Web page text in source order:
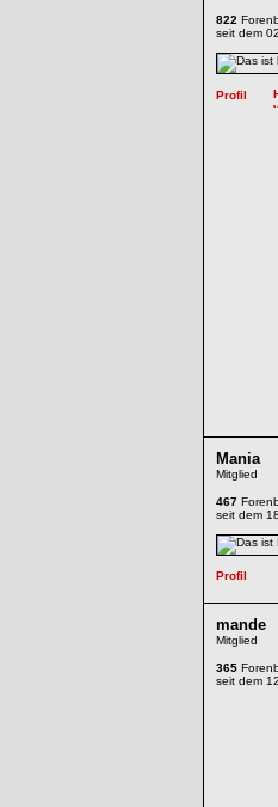
822
seit dem
Mania
Mitglied
467
seit dem
mande
Mitglied
365
seit dem